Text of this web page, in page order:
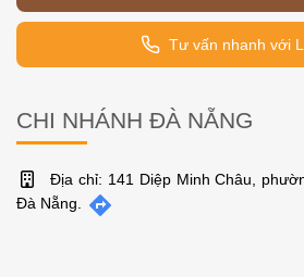
Tư vấn nhanh với
CHI NHÁNH ĐÀ NẴNG
Địa chỉ: 141 Diệp Minh Châu,
Đà Nẵng.